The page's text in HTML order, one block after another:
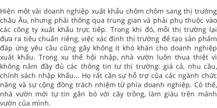
Hiện một vài doanh nghiệp xuất khẩu chôm chôm sang thị trường
châu Âu, nhưng phải thông qua trung gian và phải phụ thuộc vào
các công ty xuất khẩu trực tiếp. Trong khi đó, mỗi thị trường lại
đưa ra tiêu chuẩn riêng, việc xác định thị trường để tạo sản phẩm
đáp ứng yêu cầu cũng gây không ít khó khăn cho doanh nghiệp
xuất khẩu. Trong xu thế hội nhập, nhà vườn luôn thua thiệt vì
không nắm đầy đủ các thông tin tư thị trường: giá cả, nhu cầu,
chính sách nhập khẩu... Họ rất cần sự hỗ trợ của các ngành chức
năng và sự cộng đồng trách nhiệm từ phía doanh nghiệp. Có thế,
nhà vườn mới tự tin gắn bó với cây trồng, làm giàu trên mảnh
vườn của mình.